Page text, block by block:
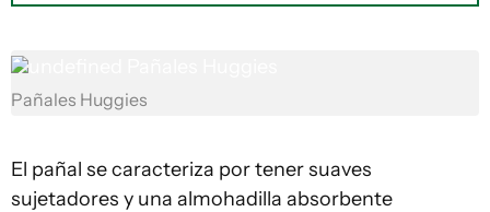
Pañales Huggies
El pañal se caracteriza por tener suaves
sujetadores y una almohadilla absorbente